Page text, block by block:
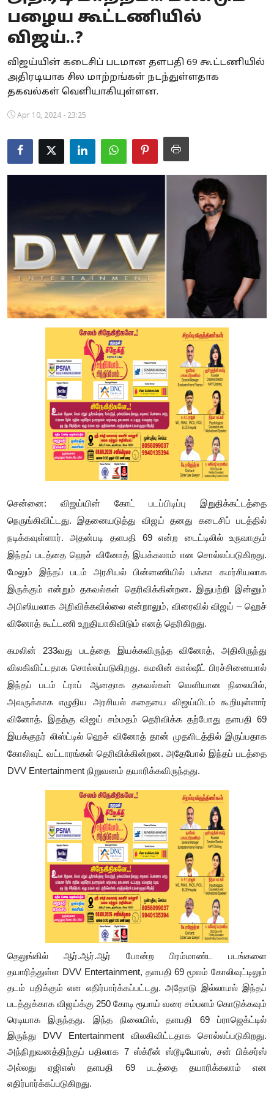
Business
Crime
Tamilnadu
National
Astrology
Politics
பழைய கூட்டணியில்
விஜய்..?
விஜய்யின் கடைசிப் படமான தளபதி 69 கூட்டணியில்
அதிரடியாக சில மாற்றங்கள் நடந்துள்ளதாக
தகவல்கள் வெளியாகியுள்ளன.
Apr 10, 2024 - 23:25
சென்னை: விஜய்யின் கோட் படப்பிடிப்பு இறுதிக்கட்டத்தை
நெருங்கிவிட்டது. இதனையடுத்து விஜய் தனது கடைசிப் படத்தில்
நடிக்கவுள்ளார். அதன்படி தளபதி 69 என்ற டைட்டிலில் உருவாகும்
இந்தப் படத்தை ஹெச் வினோத் இயக்கலாம் என சொல்லப்படுகிறது.
மேலும் இந்தப் படம் அரசியல் பின்னணியில் பக்கா கமர்சியலாக
இருக்கும் என்றும் தகவல்கள் தெரிவிக்கின்றன. இதுபற்றி இன்னும்
அபிஸியலாக அறிவிக்கவில்லை என்றாலும், விரைவில் விஜய் – ஹெச்
வினோத் கூட்டணி உறுதியாகிவிடும் எனத் தெரிகிறது.
கமலின் 233வது படத்தை இயக்கவிருந்த வினோத், அதிலிருந்து
விலகிவிட்டதாக சொல்லப்படுகிறது. கமலின் கால்ஷீட் பிரச்சினையால்
இந்தப் படம் ட்ராப் ஆனதாக தகவல்கள் வெளியான நிலையில்,
அவருக்காக எழுதிய அரசியல் கதையை விஜய்யிடம் கூறியுள்ளார்
வினோத். இதற்கு விஜய் சம்மதம் தெரிவிக்க தற்போது தளபதி 69
இயக்குநர் லிஸ்ட்டில் ஹெச் வினோத் தான் முதலிடத்தில் இருப்பதாக
கோலிவுட் வட்டாரங்கள் தெரிவிக்கின்றன. அதேபோல் இந்தப் படத்தை
DVV Entertainment நிறுவனம் தயாரிக்கவிருந்தது.
தெலுங்கில் ஆர்.ஆர்.ஆர் போன்ற பிரம்மாண்ட படங்களை
தயாரித்துள்ள DVV Entertainment, தளபதி 69 மூலம் கோலிவுட்டிலும்
தடம் பதிக்கும் என எதிர்பார்க்கப்பட்டது. அதோடு இல்லாமல் இந்தப்
படத்துக்காக விஜய்க்கு 250 கோடி ரூபாய் வரை சம்பளம் கொடுக்கவும்
ரெடியாக இருந்தது. இந்த நிலையில், தளபதி 69 ப்ராஜெக்ட்டில்
இருந்து DVV Entertainment விலகிவிட்டதாக சொல்லப்படுகிறது.
அந்நிறுவனத்திற்குப் பதிலாக 7 ஸ்க்ரீன் ஸ்டூடியோஸ், சன் பிக்சர்ஸ்
அல்லது ஏஜிஎஸ் தளபதி 69 படத்தை தயாரிக்கலாம் என
எதிர்பார்க்கப்படுகிறது.